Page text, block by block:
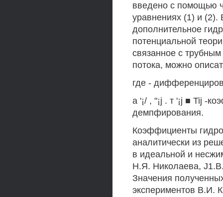
введено с помощью
уравнениях (1) и (2).
дополнительное
потенциальной
связанное с
потока, можно
где -
а '¡/ , "¡j . т '¡j ■ Tij -
демпфирования.
Коэффициенты
аналитически из
в идеальной и
Н.Я. Николаева,
Значения
экспериментов В.И.